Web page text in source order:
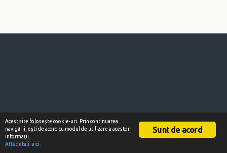
Sunt de acord
Acest site foloseşte cookie-uri. Prin continuarea
navigării, eşti de acord cu modul de utilizare a acestor
informaţii.
Află detalii aici.